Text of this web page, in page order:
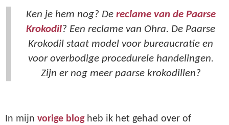
Ken je hem nog? De reclame van de Paarse
Krokodil? Een reclame van Ohra. De Paarse
Krokodil staat model voor bureaucratie en
voor overbodige procedurele handelingen.
Zijn er nog meer paarse krokodillen?
In mijn vorige blogheb ik het gehad over of